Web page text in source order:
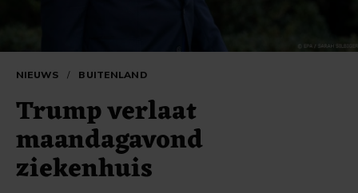
NIEUWS / BUITENLAND
Trump verlaat
maandagavond
ziekenhuis